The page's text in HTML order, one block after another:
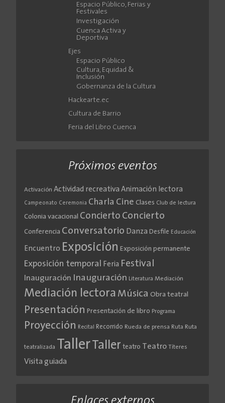
Espacio Público, Ferias y
Festivales
Investigación
Cuenca Activa y
Deportiva
Ejes
Espacio Público
Cultura, Equidad &
Inclusión
Gobernanza de la Cultura
Hackearte.ec
Cultura de Barrio
Feria del Libro Cuenca
Próximos eventos
Activación Actividad recreativa Animación lectora
Campeonato Ceremonia Charla Cine Clases Club de lectura
Colonia vacacional Concierto Concierto
Conferencia Conversatorio Danza Desfile Educación
Encuentro Exposición Exposición permanente
Exposición temporal Feria Festival
Inauguración Inauguración Literatura Mediación
Mediación lectora Música Obra teatral
Presentación Presentación de libro Programa
Proyección Recital Recorrido Rueda de prensa Ruta Ruta
teatralizada Taller Taller teatro Teatro Títeres
Visita guiada